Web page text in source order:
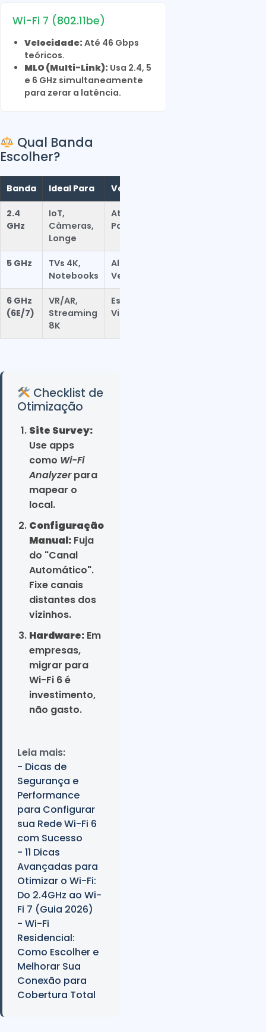
Wi-Fi 7 (802.11be)
Velocidade:Até 46 Gbps
teóricos.
MLO (Multi-Link): Usa 2.4, 5
e 6 GHz simultaneamente
para zerar a latência.
Qual Banda
Escolher?
Banda Ideal Para Vantagem
2.4
GHz
IoT,
Câmeras,
Longe
Atravessa
Paredes
5 GHz
TVs 4K,
Notebooks
Alta
Velocidade
6 GHz
(6E/7)
VR/AR,
Streaming
8K
Espectro
Virgem
Checklist de
Otimização
Site Survey:
Use apps
como Wi-Fi
Analyzerpara
mapear o
local.
Configuração
Manual: Fuja
do "Canal
Automático".
Fixe canais
distantes dos
vizinhos.
Hardware: Em
empresas,
migrar para
Wi-Fi 6 é
investimento,
não gasto.
Leia mais:
- Dicas de
Segurança e
Performance
para Configurar
sua Rede Wi-Fi 6
com Sucesso
- 11 Dicas
Avançadas para
Otimizar o Wi-Fi:
Do 2.4GHz ao Wi-
Fi 7 (Guia 2026)
- Wi-Fi
Residencial:
Como Escolher e
Melhorar Sua
Conexão para
Cobertura Total